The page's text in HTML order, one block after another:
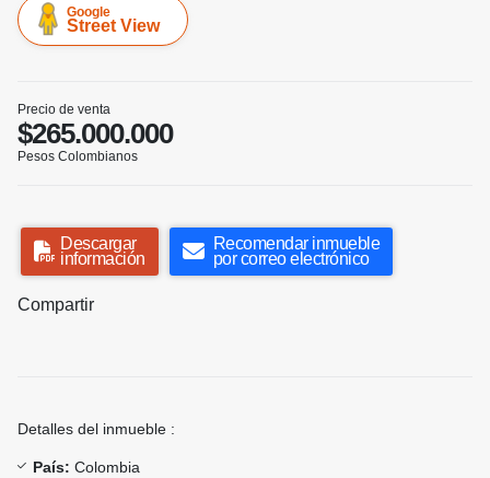
Google
Street View
Precio de venta
$265.000.000
Pesos Colombianos
Descargar
información
Recomendar inmueble
por correo electrónico
Compartir
Detalles del inmueble :
País: Colombia